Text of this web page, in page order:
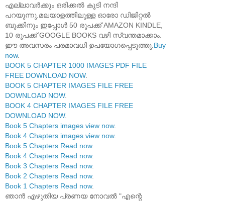
എല്ലാവർക്കും ഒരിക്കൽ കൂടി നന്ദി
പറയുന്നു.മലയാളത്തിലുള്ള ഓരോ ഡിജിറ്റൽ
ബുക്കിനും ഇപ്പോൾ 50 രൂപക്ക് AMAZON KINDLE,
10 രൂപക്ക് GOOGLE BOOKS വഴി സ്വന്തമാക്കാം.
ഈ അവസരം പരമാവധി ഉപയോഗപ്പെടുത്തു. Buy
now.
BOOK 5 CHAPTER 1000 IMAGES PDF FILE
FREE DOWNLOAD NOW.
BOOK 5 CHAPTER IMAGES FILE FREE
DOWNLOAD NOW.
BOOK 4 CHAPTER IMAGES FILE FREE
DOWNLOAD NOW.
Book 5 Chapters images view now.
Book 4 Chapters images view now.
Book 5 Chapters Read now.
Book 4 Chapters Read now.
Book 3 Chapters Read now.
Book 2 Chapters Read now.
Book 1 Chapters Read now.
ഞാൻ എഴുതിയ പ്രണയ നോവൽ "എന്റെ